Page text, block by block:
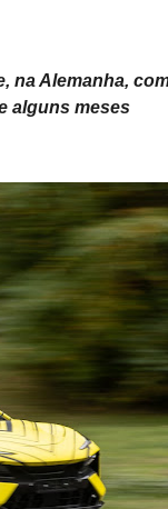
na Alemanha,
alguns meses